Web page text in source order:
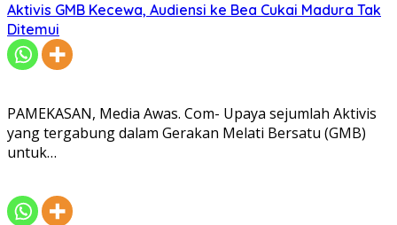
Aktivis GMB Kecewa, Audiensi ke Bea Cukai Madura Tak
Ditemui
PAMEKASAN, Media Awas. Com- Upaya sejumlah Aktivis
yang tergabung dalam Gerakan Melati Bersatu (GMB)
untuk…